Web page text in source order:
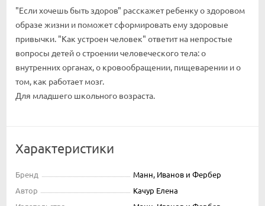
"Если хочешь быть здоров" расскажет ребенку о здоровом
образе жизни и поможет сформировать ему здоровые
привычки. "Как устроен человек" ответит на непростые
вопросы детей о строении человеческого тела: о
внутренних органах, о кровообращении, пищеварении и о
том, как работает мозг.
Для младшего школьного возраста.
Характеристики
Бренд
Манн, Иванов и Фербер
Автор
Качур Елена